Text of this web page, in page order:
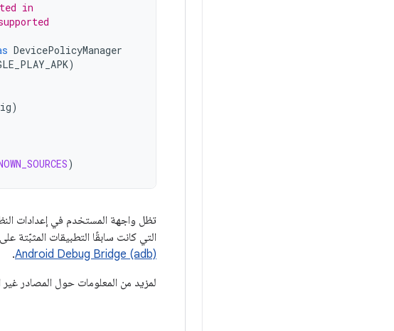
in
DevicePolicyManager
)
)
)
تظل واجهة المستخدم في إعدادات
التي كانت سابقًا التطبيقات
Android Debug Bridge (adb)
.
لمزيد من المعلومات حول المصادر